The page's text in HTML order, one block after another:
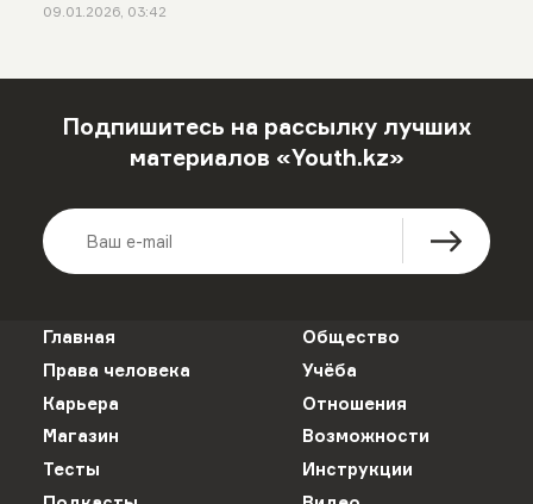
09.01.2026, 03:42
Подпишитесь на рассылку лучших
материалов «Youth.kz»
Главная
Общество
Права человека
Учёба
Карьера
Отношения
Магазин
Возможности
Тесты
Инструкции